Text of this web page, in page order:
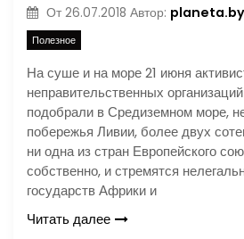
От 26.07.2018 Автор: planeta.by
Полезное
На суше и на море 21 июня
неправительственных
подобрали в Средиземном море,
побережья Ливии, более двух
ни одна из стран Европейского
собственно, и стремятся
государств Африки и
Читать далее